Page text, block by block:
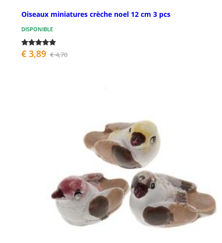
Oiseaux miniatures crèche noel 12 cm 3 pcs
DISPONIBLE
€ 3,89 € 4,70